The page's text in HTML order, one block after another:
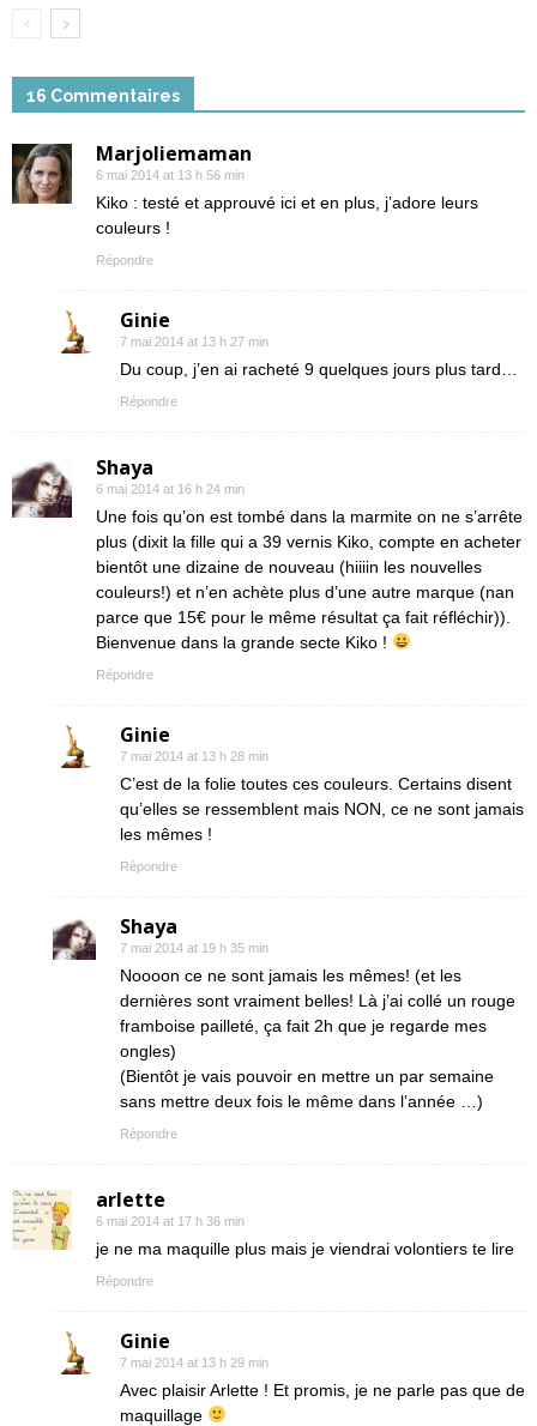
16 Commentaires
Marjoliemaman
6 mai 2014 at 13 h 56 min
Kiko : testé et approuvé ici et en plus, j’adore leurs
couleurs !
Répondre
Ginie
7 mai 2014 at 13 h 27 min
Du coup, j’en ai racheté 9 quelques jours plus tard…
Répondre
Shaya
6 mai 2014 at 16 h 24 min
Une fois qu’on est tombé dans la marmite on ne s’arrête
plus (dixit la fille qui a 39 vernis Kiko, compte en acheter
bientôt une dizaine de nouveau (hiiiin les nouvelles
couleurs!) et n’en achète plus d’une autre marque (nan
parce que 15€ pour le même résultat ça fait réfléchir)).
Bienvenue dans la grande secte Kiko !
Répondre
Ginie
7 mai 2014 at 13 h 28 min
C’est de la folie toutes ces couleurs. Certains disent
qu’elles se ressemblent mais NON, ce ne sont jamais
les mêmes !
Répondre
Shaya
7 mai 2014 at 19 h 35 min
Noooon ce ne sont jamais les mêmes! (et les
dernières sont vraiment belles! Là j’ai collé un rouge
framboise pailleté, ça fait 2h que je regarde mes
ongles)
(Bientôt je vais pouvoir en mettre un par semaine
sans mettre deux fois le même dans l’année …)
Répondre
arlette
6 mai 2014 at 17 h 36 min
je ne ma maquille plus mais je viendrai volontiers te lire
Répondre
Ginie
7 mai 2014 at 13 h 29 min
Avec plaisir Arlette ! Et promis, je ne parle pas que de
maquillage